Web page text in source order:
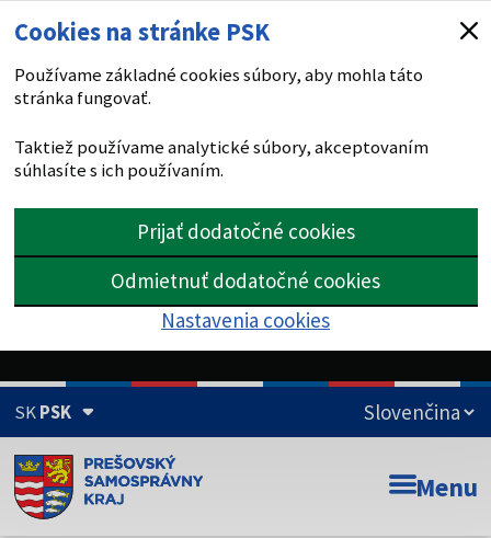
Cookies na stránke PSK
Používame základné cookies súbory, aby mohla táto
stránka fungovať.
Taktiež používame analytické súbory, akceptovaním
súhlasíte s ich používaním.
Prijať dodatočné cookies
Odmietnuť dodatočné cookies
Nastavenia cookies
SKPSK
Doména psk.sk je oficiálna
Toto je oficiálna webová stránka Prešovského
Menu